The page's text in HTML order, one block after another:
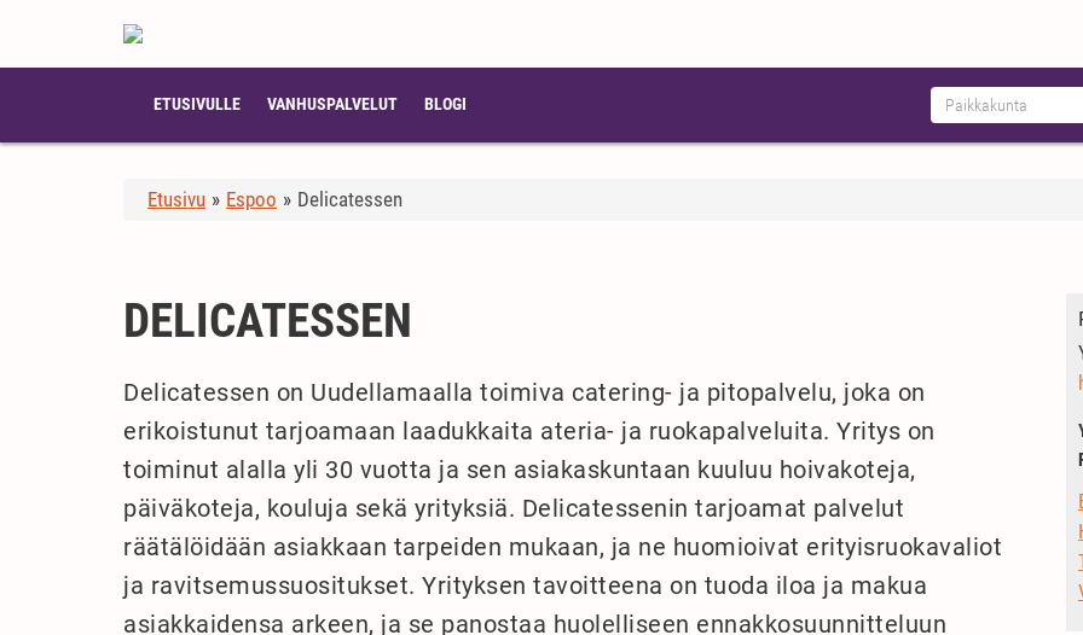
ETUSIVULLE VANHUSPALVELUT BLOGI
Etusivu » Espoo » Delicatessen
DELICATESSEN
Delicatessen on Uudellamaalla toimiva catering- ja pitopalvelu, joka on
erikoistunut tarjoamaan laadukkaita ateria- ja ruokapalveluita. Yritys on
toiminut alalla yli 30 vuotta ja sen asiakaskuntaan kuuluu hoivakoteja,
päiväkoteja, kouluja sekä yrityksiä. Delicatessenin tarjoamat palvelut
räätälöidään asiakkaan tarpeiden mukaan, ja ne huomioivat erityisruokavaliot
ja ravitsemussuositukset. Yrityksen tavoitteena on tuoda iloa ja makua
asiakkaidensa arkeen, ja se panostaa huolelliseen ennakkosuunnitteluun